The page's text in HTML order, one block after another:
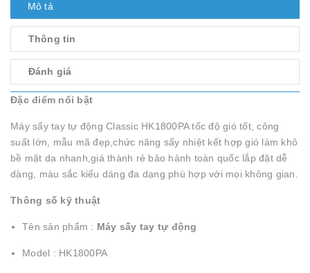
Mô tả
Thông tin
Đánh giá
Đặc điểm nổi bật
Máy sấy tay tự động Classic HK1800PA tốc độ gió tốt, công
suất lớn, mẫu mã đẹp,chức năng sấy nhiệt kết hợp gió làm khô
bề mặt da nhanh,giá thành rẻ bảo hành toàn quốc lắp đặt dễ
dàng, màu sắc kiểu dáng đa dạng phù hợp với mọi không gian.
Thông số kỹ thuật
Tên sản phẩm : Máy sấy tay tự động
Model : HK1800PA